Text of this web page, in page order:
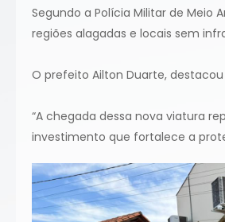
Segundo a Polícia Militar de Meio
regiões alagadas e locais sem
O prefeito Ailton Duarte,
“A chegada dessa nova viatura
investimento que fortalece a